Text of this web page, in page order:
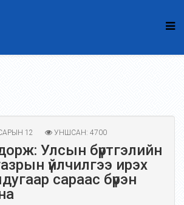
12 УНШСАН: 4700
Улсын бүртгэлийн
үйлчилгээ ирэх
сараас бүрэн